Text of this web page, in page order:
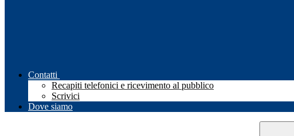
Contatti
Recapiti telefonici e ricevimento al pubblico
Scrivici
Dove siamo